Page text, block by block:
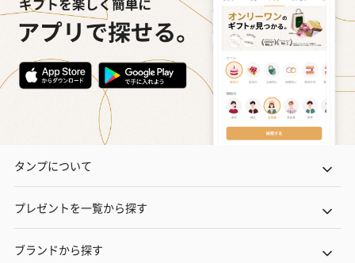
タンプについて
プレゼントを一覧から探す
ブランドから探す